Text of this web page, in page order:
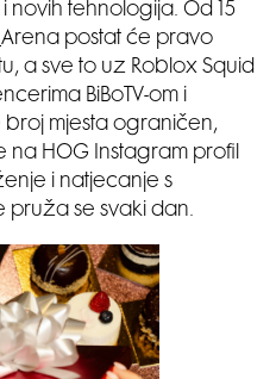
tehnologija. Od 15
Arena postat će pravo
a sve to uz Roblox Squid
BiBoTV-om i
broj mjesta ograničen,
na HOG Instagram profil
i natjecanje s
pruža se svaki dan.